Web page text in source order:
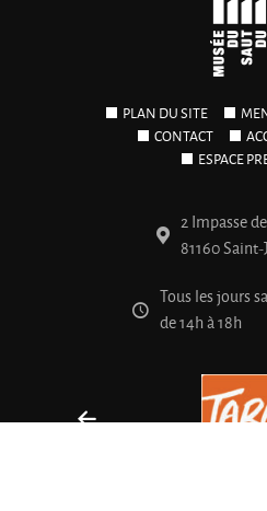
PLAN DU SITE
CONTACT
ESPACE
2 Impasse
81160 Saint-
Tous les jours
de 14h à 18h